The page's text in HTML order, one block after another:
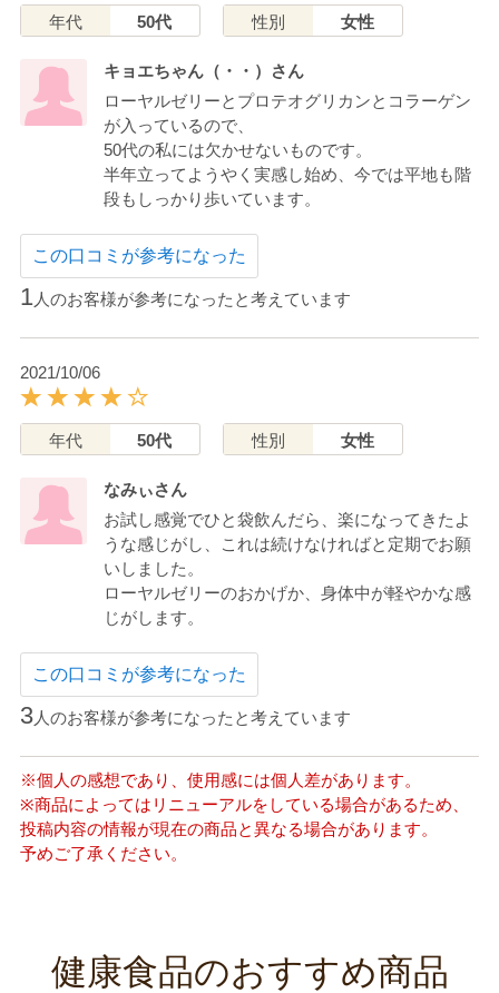
年代 50代 性別 女性
キョエちゃん（・・）さん
ローヤルゼリーとプロテオグリカンとコラーゲン
が入っているので、
50代の私には欠かせないものです。
半年立ってようやく実感し始め、今では平地も階
段もしっかり歩いています。
この口コミが参考になった
1人のお客様が参考になったと考えています
2021/10/06
年代 50代 性別 女性
なみぃさん
お試し感覚でひと袋飲んだら、楽になってきたよ
うな感じがし、これは続けなければと定期でお願
いしました。
ローヤルゼリーのおかげか、身体中が軽やかな感
じがします。
この口コミが参考になった
3人のお客様が参考になったと考えています
※個人の感想であり、使用感には個人差があります。
※商品によってはリニューアルをしている場合があるため、
投稿内容の情報が現在の商品と異なる場合があります。
予めご了承ください。
健康食品のおすすめ商品